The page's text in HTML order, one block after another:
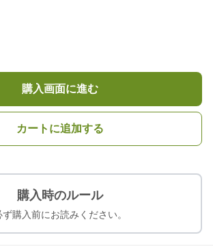
購入画面に進む
カートに追加する
購入時のルール
ず購入前にお読みください。